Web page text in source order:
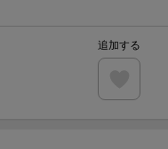
オリジナルきんちゃく
ックス買いまわりでク
追加する